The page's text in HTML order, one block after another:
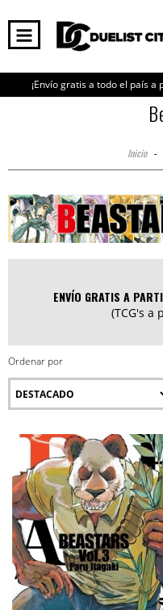
¡Envío gratis a todo el país
Inicio -
ENVÍO GRATIS A
(TCG's a
Ordenar por